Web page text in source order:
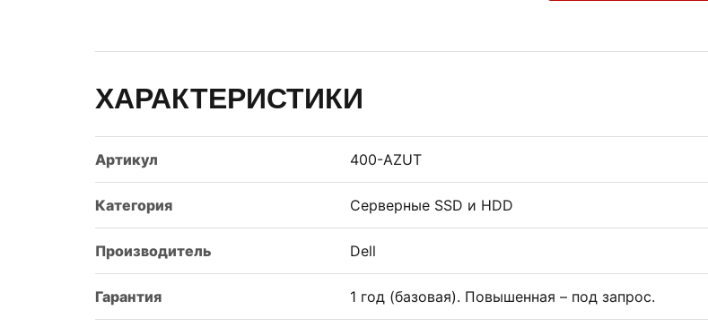
ХАРАКТЕРИСТИКИ
Артикул 400-AZUT
Категория Серверные SSD и HDD
Производитель Dell
Гарантия 1 год (базовая). Повышенная – под запрос.